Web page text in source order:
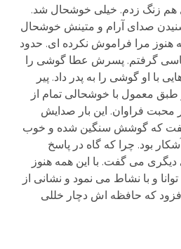
هم زنگ زدم. خیلی خوشحال شد.
صدای آرام و متینش خوشحال
مرا فراموش نکرده ای. حدود
تماسی گرفتم. پسرش عطا گوشی را
او گوشی را به پدر داد. پیر
معمول با خوشحالی تمام از
فراوان. این بار صدایش
گفت که گوشش سنگین شده و خوب
بود. چرا که گاه در پاسخ
می گفت. با این همه هنوز
و با نشاط می نمود و نشانی از
که حافظه اش دچار خللی